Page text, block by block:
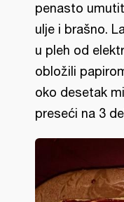
penasto
ulje i brašno.
u pleh od
obložili
oko desetak
preseći na 3